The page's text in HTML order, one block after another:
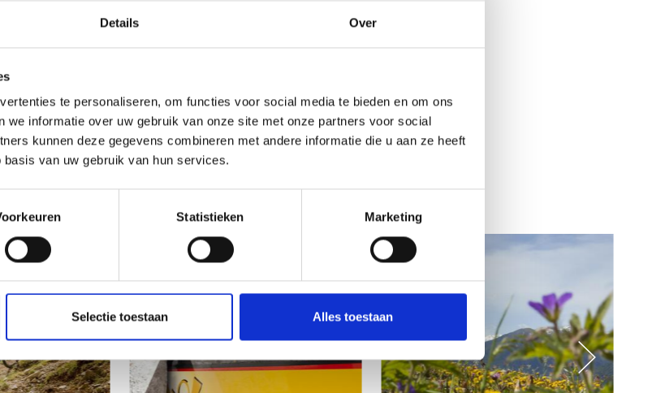
Details Over
te personaliseren, om functies voor social media te bieden en om ons
we informatie over uw gebruik van onze site met onze partners voor social
kunnen deze gegevens combineren met andere informatie die u aan ze heeft
van uw gebruik van hun services.
Statistieken Marketing
Selectie toestaan Alles toestaan
(DUITS)